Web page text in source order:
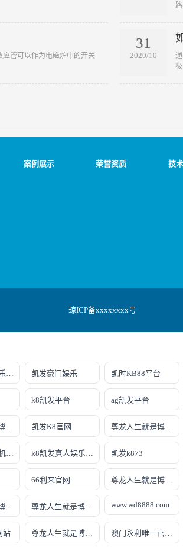
管可以作为电磁炉中的开关
31
2020/10
案例展示 荣誉资质 技
琼ICP备xxxxxxxx号
k8凯发真人娱乐手机首页 凯发豪门娱乐 凯时KB88平台
k8凯发平台 ag凯发平台
尊龙人生就是博!网址 凯发K8官网 尊龙人生就是博!网上真人现场娱乐
k8凯发官网手机app k8凯发真人娱乐手机备用网址 凯发k873
66利来官网 尊龙人生就是博手机登录
尊龙人生就是博iAG发财网可靠 尊龙人生就是博!官网注册 www.wd8888.com
站 尊龙人生就是博!官网首页 澳门永利唯一官网304